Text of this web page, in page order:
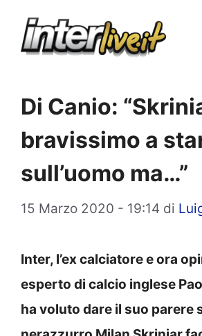
Di Canio:
bravissimo a
sull’uomo ma…”
15 Marzo 2020 - 19:14 di
Inter, l’ex calciatore e ora
esperto di calcio inglese
ha voluto dare il suo parere